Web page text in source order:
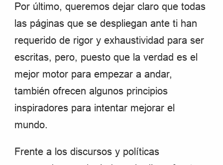
Por último, queremos dejar claro que todas
las páginas que se despliegan ante ti han
requerido de rigor y exhaustividad para ser
escritas, pero, puesto que la verdad es el
mejor motor para empezar a andar,
también ofrecen algunos principios
inspiradores para intentar mejorar el
mundo.
Frente a los discursos y políticas